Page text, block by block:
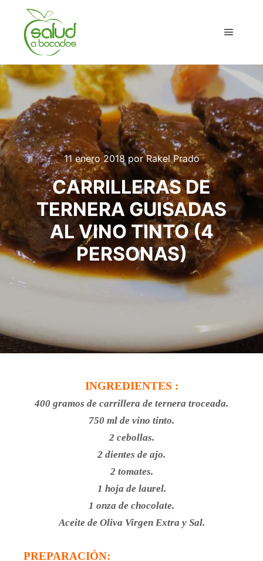
11 enero 2018porRakel Prado
CARRILLERAS DE
TERNERA GUISADAS
AL VINO TINTO (4
PERSONAS)
INGREDIENTES :
400 gramos de carrillera de ternera troceada.
750 ml de vino tinto.
2 cebollas.
2 dientes de ajo.
2 tomates.
1 hoja de laurel.
1 onza de chocolate.
Aceite de Oliva Virgen Extra y Sal.
PREPARACIÓN: